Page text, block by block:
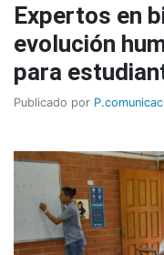
Expertos en
evolución
para
Publicado por